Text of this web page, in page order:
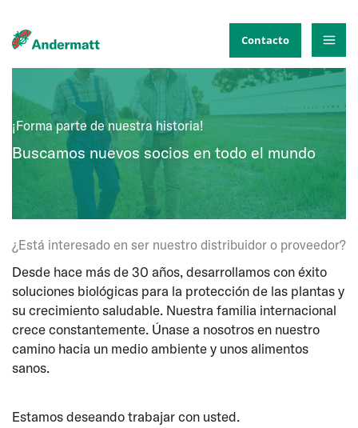
al
Contacto
¡Forma parte de nuestra historia!
Buscamos nuevos socios en todo el mundo
¿Está interesado en ser nuestro distribuidor o proveedor?
Desde hace más de 30 años, desarrollamos con éxito
soluciones biológicas para la protección de las plantas y
su crecimiento saludable. Nuestra familia internacional
crece constantemente. Únase a nosotros en nuestro
camino hacia un medio ambiente y unos alimentos
sanos.
Estamos deseando trabajar con usted.